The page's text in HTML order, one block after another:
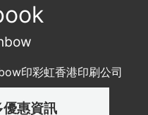
印彩虹香港印刷公司
惠資訊